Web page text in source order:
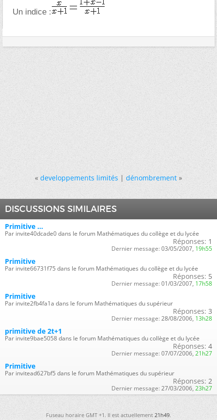
Un indice :
« developpements limités|dénombrement »
DISCUSSIONS SIMILAIRES
Primitive ...
Par invite40dcade0 dans le forum Mathématiques du collège et du lycée
Réponses: 1
Dernier message: 03/05/2007, 19h55
Primitive
Par invite66731f75 dans le forum Mathématiques du collège et du lycée
Réponses: 5
Dernier message: 01/03/2007, 17h58
Primitive
Par invite2fb4fa1a dans le forum Mathématiques du supérieur
Réponses: 3
Dernier message: 28/08/2006, 13h28
primitive de 2t+1
Par invite9bae5058 dans le forum Mathématiques du collège et du lycée
Réponses: 4
Dernier message: 07/07/2006, 21h27
Primitive
Par invitead627bf5 dans le forum Mathématiques du supérieur
Réponses: 2
Dernier message: 27/03/2006, 23h27
Fuseau horaire GMT +1. Il est actuellement21h49.